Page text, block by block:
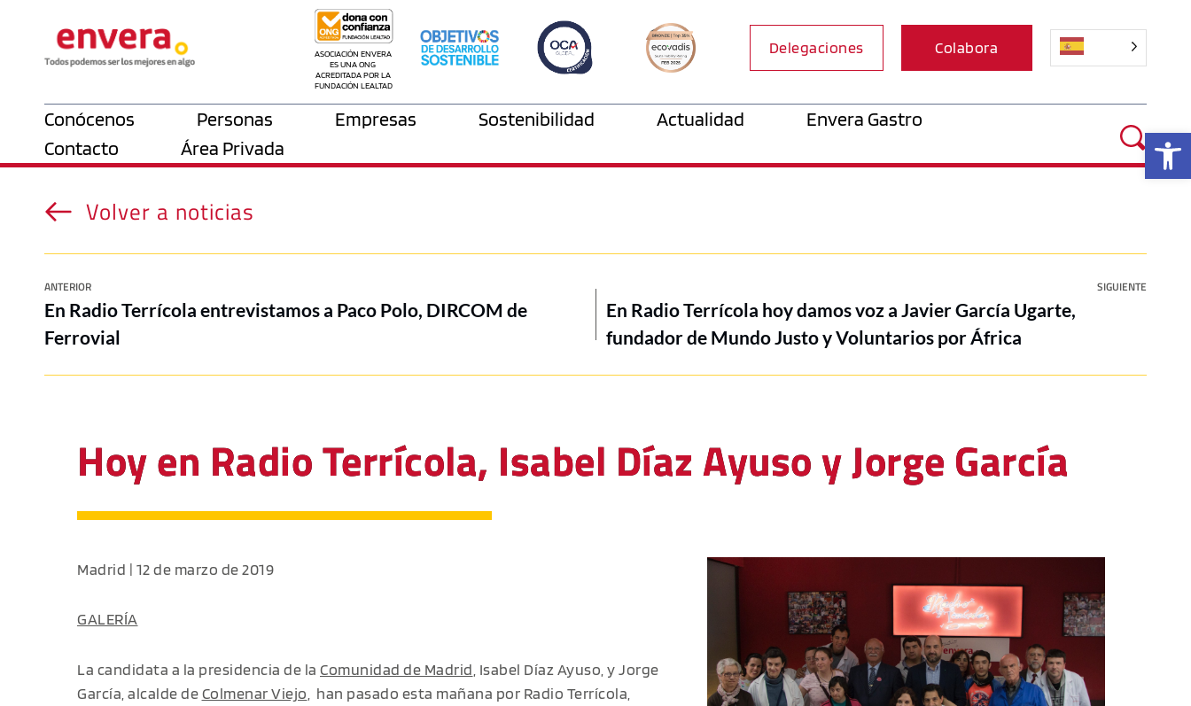
ASOCIACIÓN ENVERA
ES UNA ONG
ACREDITADA POR LA
FUNDACIÓN LEALTAD
Delegaciones Colabora
Conócenos Personas Empresas Sostenibilidad Actualidad
Envera Gastro
Contacto
Área Privada
Volver a noticias
ANTERIOR SIGUIENTE
En Radio Terrícola entrevistamos a Paco Polo, DIRCOM de
Ferrovial
En Radio Terrícola hoy damos voz a Javier García Ugarte,
fundador de Mundo Justo y Voluntarios por África
Hoy en Radio Terrícola, Isabel Díaz Ayuso y Jorge García
Madrid | 12 de marzo de 2019
GALERÍA
La candidata a la presidencia de la Comunidad de Madrid , Isabel Díaz Ayuso, y Jorge
García, alcalde deColmenar Viejo , han pasado esta mañana por Radio Terrícola,